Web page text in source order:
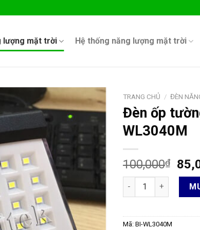
lượng mặt trời Hệ thống năng lượng mặt trời
TRANG CHỦ / ĐÈN
Đèn ốp
WL3040M
100,000₫
Đèn ốp tường năng
Mã: BI-WL3040M